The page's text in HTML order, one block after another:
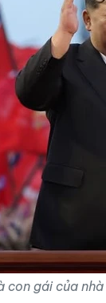
con gái của nhà